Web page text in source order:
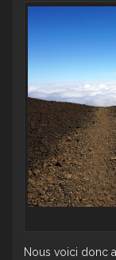
Nous voici donc